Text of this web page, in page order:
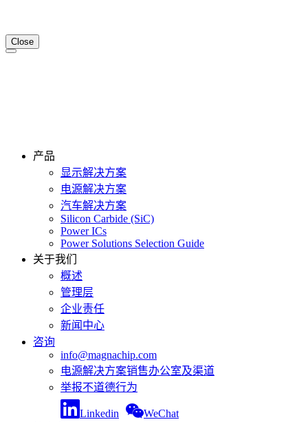
Close
产品
显示解决方案
电源解决方案
汽车解决方案
Silicon Carbide (SiC)
Power ICs
Power Solutions Selection Guide
关于我们
概述
管理层
企业责任
新闻中心
咨询
info@magnachip.com
电源解决方案销售办公室及渠道
举报不道德行为
Linkedin
WeChat